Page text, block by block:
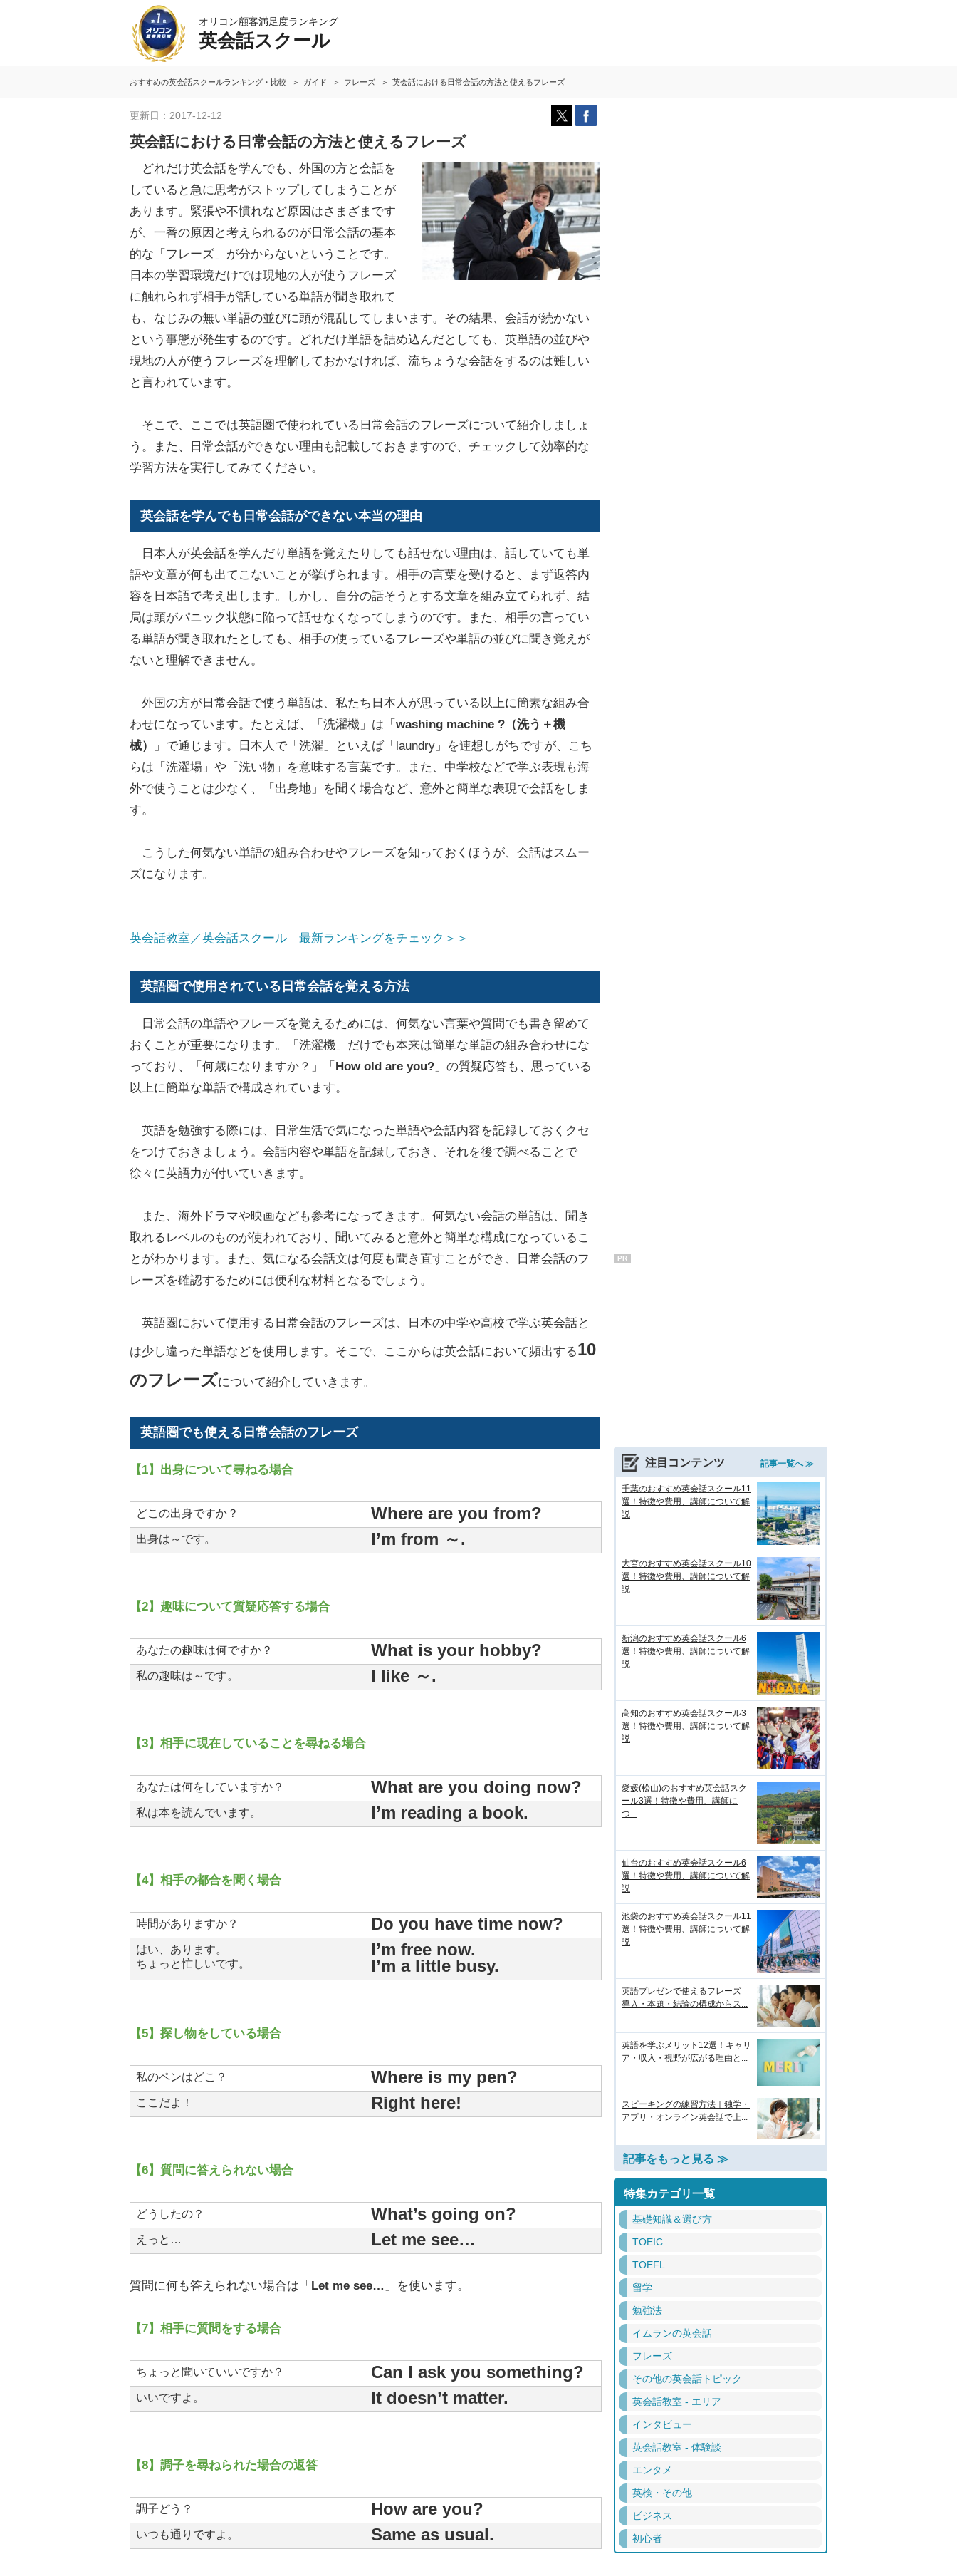
オリコン顧客満足度ランキング
英会話スクール
おすすめの英会話スクールランキング・比較 ガイド フレーズ 英会話における日常会話の方法と使えるフレーズ
更新日：2017-12-12
英会話における日常会話の方法と使えるフレーズ
どれだけ英会話を学んでも、外国の方と会話を
していると急に思考がストップしてしまうことが
あります。緊張や不慣れなど原因はさまざまです
が、一番の原因と考えられるのが日常会話の基本
的な「フレーズ」が分からないということです。
日本の学習環境だけでは現地の人が使うフレーズ
に触れられず相手が話している単語が聞き取れて
も、なじみの無い単語の並びに頭が混乱してしまいます。その結果、会話が続かない
という事態が発生するのです。どれだけ単語を詰め込んだとしても、英単語の並びや
現地の人が使うフレーズを理解しておかなければ、流ちょうな会話をするのは難しい
と言われています。
そこで、ここでは英語圏で使われている日常会話のフレーズについて紹介しましょ
う。また、日常会話ができない理由も記載しておきますので、チェックして効率的な
学習方法を実行してみてください。
英会話を学んでも日常会話ができない本当の理由
日本人が英会話を学んだり単語を覚えたりしても話せない理由は、話していても単
語や文章が何も出てこないことが挙げられます。相手の言葉を受けると、まず返答内
容を日本語で考え出します。しかし、自分の話そうとする文章を組み立てられず、結
局は頭がパニック状態に陥って話せなくなってしまうのです。また、相手の言ってい
る単語が聞き取れたとしても、相手の使っているフレーズや単語の並びに聞き覚えが
ないと理解できません。
外国の方が日常会話で使う単語は、私たち日本人が思っている以上に簡素な組み合
わせになっています。たとえば、「洗濯機」は「 washing machine ?（洗う＋機
械）
」で通じます。日本人で「洗濯」といえば「laundry」を連想しがちですが、こち
らは「洗濯場」や「洗い物」を意味する言葉です。また、中学校などで学ぶ表現も海
外で使うことは少なく、「出身地」を聞く場合など、意外と簡単な表現で会話をしま
す。
こうした何気ない単語の組み合わせやフレーズを知っておくほうが、会話はスムー
ズになります。
英会話教室／英会話スクール 最新ランキングをチェック＞＞
英語圏で使用されている日常会話を覚える方法
日常会話の単語やフレーズを覚えるためには、何気ない言葉や質問でも書き留めて
おくことが重要になります。「洗濯機」だけでも本来は簡単な単語の組み合わせにな
っており、「何歳になりますか？」「 How old are you? 」の質疑応答も、思っている
以上に簡単な単語で構成されています。
英語を勉強する際には、日常生活で気になった単語や会話内容を記録しておくクセ
をつけておきましょう。会話内容や単語を記録しておき、それを後で調べることで
徐々に英語力が付いていきます。
また、海外ドラマや映画なども参考になってきます。何気ない会話の単語は、聞き
取れるレベルのものが使われており、聞いてみると意外と簡単な構成になっているこ
とがわかります。また、気になる会話文は何度も聞き直すことができ、日常会話のフ
レーズを確認するためには便利な材料となるでしょう。
英語圏において使用する日常会話のフレーズは、日本の中学や高校で学ぶ英会話と
は少し違った単語などを使用します。そこで、ここからは英会話において頻出する10
のフレーズについて紹介していきます。
英語圏でも使える日常会話のフレーズ
【1】出身について尋ねる場合
どこの出身ですか？ Where are you from?
出身は～です。 I’m from ～.
【2】趣味について質疑応答する場合
あなたの趣味は何ですか？ What is your hobby?
私の趣味は～です。 I like ～.
【3】相手に現在していることを尋ねる場合
あなたは何をしていますか？ What are you doing now?
私は本を読んでいます。 I’m reading a book.
【4】相手の都合を聞く場合
時間がありますか？ Do you have time now?
はい、あります。
ちょっと忙しいです。
I’m free now.
I’m a little busy.
【5】探し物をしている場合
私のペンはどこ？ Where is my pen?
ここだよ！ Right here!
【6】質問に答えられない場合
どうしたの？ What’s going on?
えっと… Let me see…
質問に何も答えられない場合は「 Let me see… 」を使います。
【7】相手に質問をする場合
ちょっと聞いていいですか？ Can I ask you something?
いいですよ。 It doesn’t matter.
【8】調子を尋ねられた場合の返答
調子どう？ How are you?
いつも通りですよ。 Same as usual.
PR
注目コンテンツ 記事一覧へ ≫
千葉のおすすめ英会話スクール11
選！特徴や費用、講師について解
説
大宮のおすすめ英会話スクール10
選！特徴や費用、講師について解
説
新潟のおすすめ英会話スクール6
選！特徴や費用、講師について解
説
高知のおすすめ英会話スクール3
選！特徴や費用、講師について解
説
愛媛(松山)のおすすめ英会話スク
ール3選！特徴や費用、講師に
つ...
仙台のおすすめ英会話スクール6
選！特徴や費用、講師について解
説
池袋のおすすめ英会話スクール11
選！特徴や費用、講師について解
説
英語プレゼンで使えるフレーズ
導入・本題・結論の構成からス...
英語を学ぶメリット12選！キャリ
ア・収入・視野が広がる理由と...
スピーキングの練習方法｜独学・
アプリ・オンライン英会話で上...
記事をもっと見る ≫
特集カテゴリ一覧
基礎知識＆選び方
TOEIC
TOEFL
留学
勉強法
イムランの英会話
フレーズ
その他の英会話トピック
英会話教室 - エリア
インタビュー
英会話教室 - 体験談
エンタメ
英検・その他
ビジネス
初心者